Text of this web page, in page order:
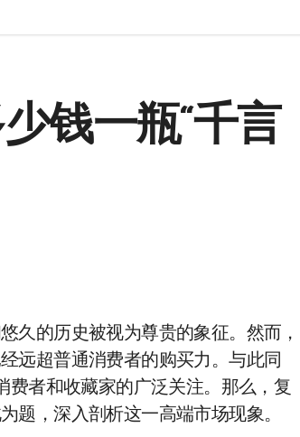
钱一瓶“千言
久的历史被视为尊贵的象征。然而，
远超普通消费者的购买力。与此同
费者和收藏家的广泛关注。那么，复
题，深入剖析这一高端市场现象。